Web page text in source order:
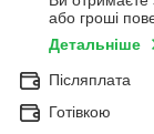
або гроші
Детальніше
Післяплата
Готівкою